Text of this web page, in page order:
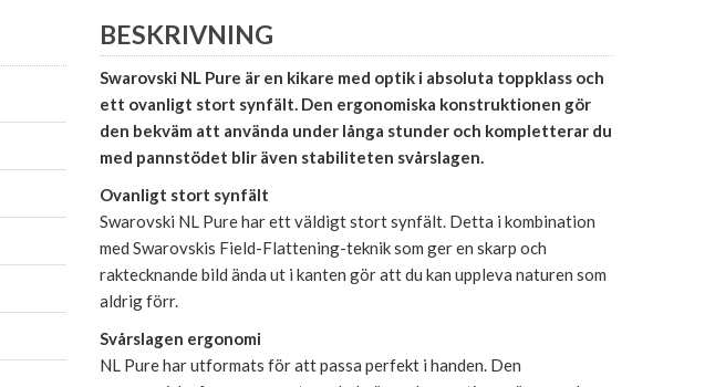
BESKRIVNING
Swarovski NL Pure är en kikare med optik i absoluta toppklass och
ett ovanligt stort synfält. Den ergonomiska konstruktionen gör
den bekväm att använda under långa stunder och kompletterar du
med pannstödet blir även stabiliteten svårslagen.
Ovanligt stort synfält
Swarovski NL Pure har ett väldigt stort synfält. Detta i kombination
med Swarovskis Field-Flattening-teknik som ger en skarp och
raktecknande bild ända ut i kanten gör att du kan uppleva naturen som
aldrig förr.
Svårslagen ergonomi
NL Pure har utformats för att passa perfekt i handen. Den